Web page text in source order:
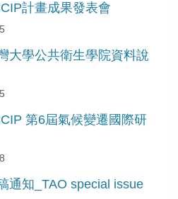
計畫成果發表會
大學公共衛生學院資料說
第6屆氣候變遷國際研
通知_TAO special issue